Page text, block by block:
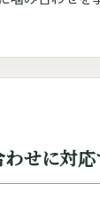
せに対応